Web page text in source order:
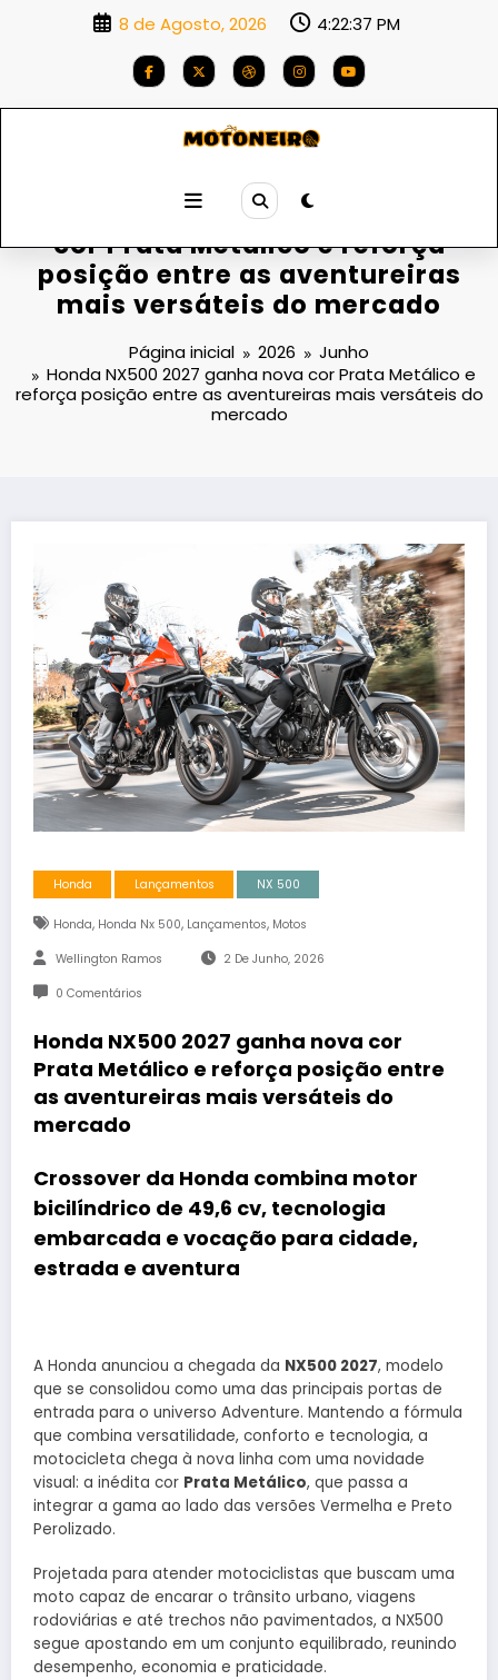
8 de Agosto, 2026 4:22:38 PM
Honda NX500 2027 ganha nova
cor Prata Metálico e reforça
posição entre as aventureiras
mais versáteis do mercado
Página inicial 2026
Junho
Honda NX500 2027 ganha nova cor Prata Metálico e
reforça posição entre as aventureiras mais versáteis do
mercado
Honda Lançamentos NX 500
Honda, Honda Nx 500, Lançamentos, Motos
Wellington Ramos 2 De Junho, 2026
0 Comentários
Honda NX500 2027 ganha nova cor
Prata Metálico e reforça posição entre
as aventureiras mais versáteis do
mercado
Crossover da Honda combina motor
bicilíndrico de 49,6 cv, tecnologia
embarcada e vocação para cidade,
estrada e aventura
A Honda anunciou a chegada da NX500 2027, modelo
que se consolidou como uma das principais portas de
entrada para o universo Adventure. Mantendo a fórmula
que combina versatilidade, conforto e tecnologia, a
motocicleta chega à nova linha com uma novidade
visual: a inédita cor Prata Metálico, que passa a
integrar a gama ao lado das versões Vermelha e Preto
Perolizado.
Projetada para atender motociclistas que buscam uma
moto capaz de encarar o trânsito urbano, viagens
rodoviárias e até trechos não pavimentados, a NX500
segue apostando em um conjunto equilibrado, reunindo
desempenho, economia e praticidade.